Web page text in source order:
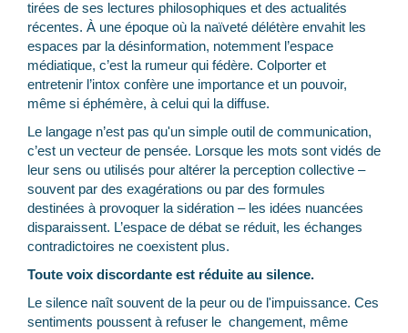
tirées de ses lectures philosophiques et des actualités
récentes. À une époque où la naïveté délétère envahit les
espaces par la désinformation, notemment l’espace
médiatique, c’est la rumeur qui fédère. Colporter et
entretenir l’intox confère une importance et un pouvoir,
même si éphémère, à celui qui la diffuse.
Le langage n’est pas qu'un simple outil de communication,
c’est un vecteur de pensée. Lorsque les mots sont vidés de
leur sens ou utilisés pour altérer la perception collective –
souvent par des exagérations ou par des formules
destinées à provoquer la sidération – les idées nuancées
disparaissent. L’espace de débat se réduit, les échanges
contradictoires ne coexistent plus.
Toute voix discordante est réduite au silence.
Le silence naît souvent de la peur ou de l'impuissance. Ces
sentiments poussent à refuser le changement, même